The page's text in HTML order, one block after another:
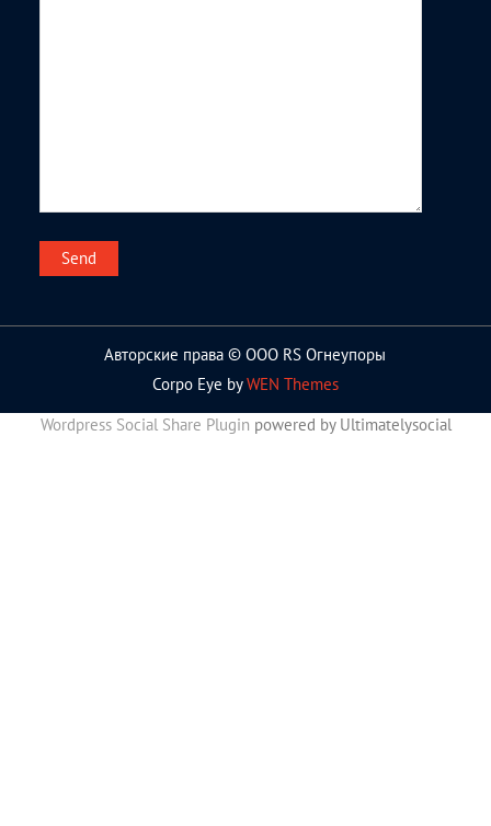
Авторские права © ООО RS Огнеупоры
Corpo Eye byWEN Themes
Wordpress Social Share Plugin powered by Ultimatelysocial